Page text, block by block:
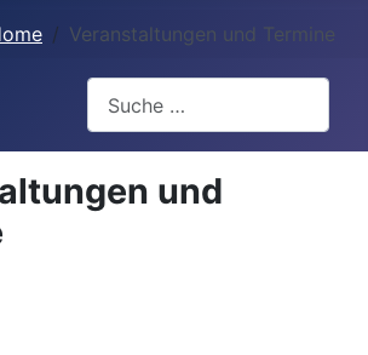
Veranstaltungen und Termine
und